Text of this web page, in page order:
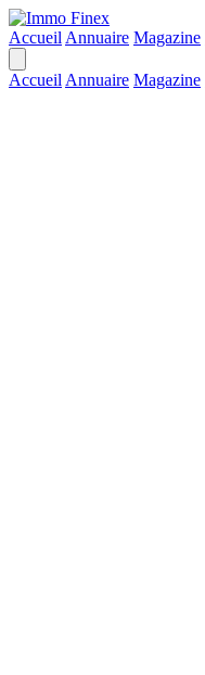
Accueil Annuaire Magazine
Accueil Annuaire Magazine